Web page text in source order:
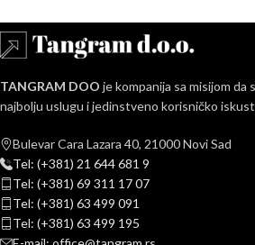
TANGRAM DOO je kompanija sa misijom
najbolju uslugu i jedinstveno korisničko
Bulevar Cara Lazara 40, 21000 Novi Sad
Tel: (+381) 21 644 681 9
Tel: (+381) 69 311 17 07
Tel: (+381) 63 499 091
Tel: (+381) 63 499 195